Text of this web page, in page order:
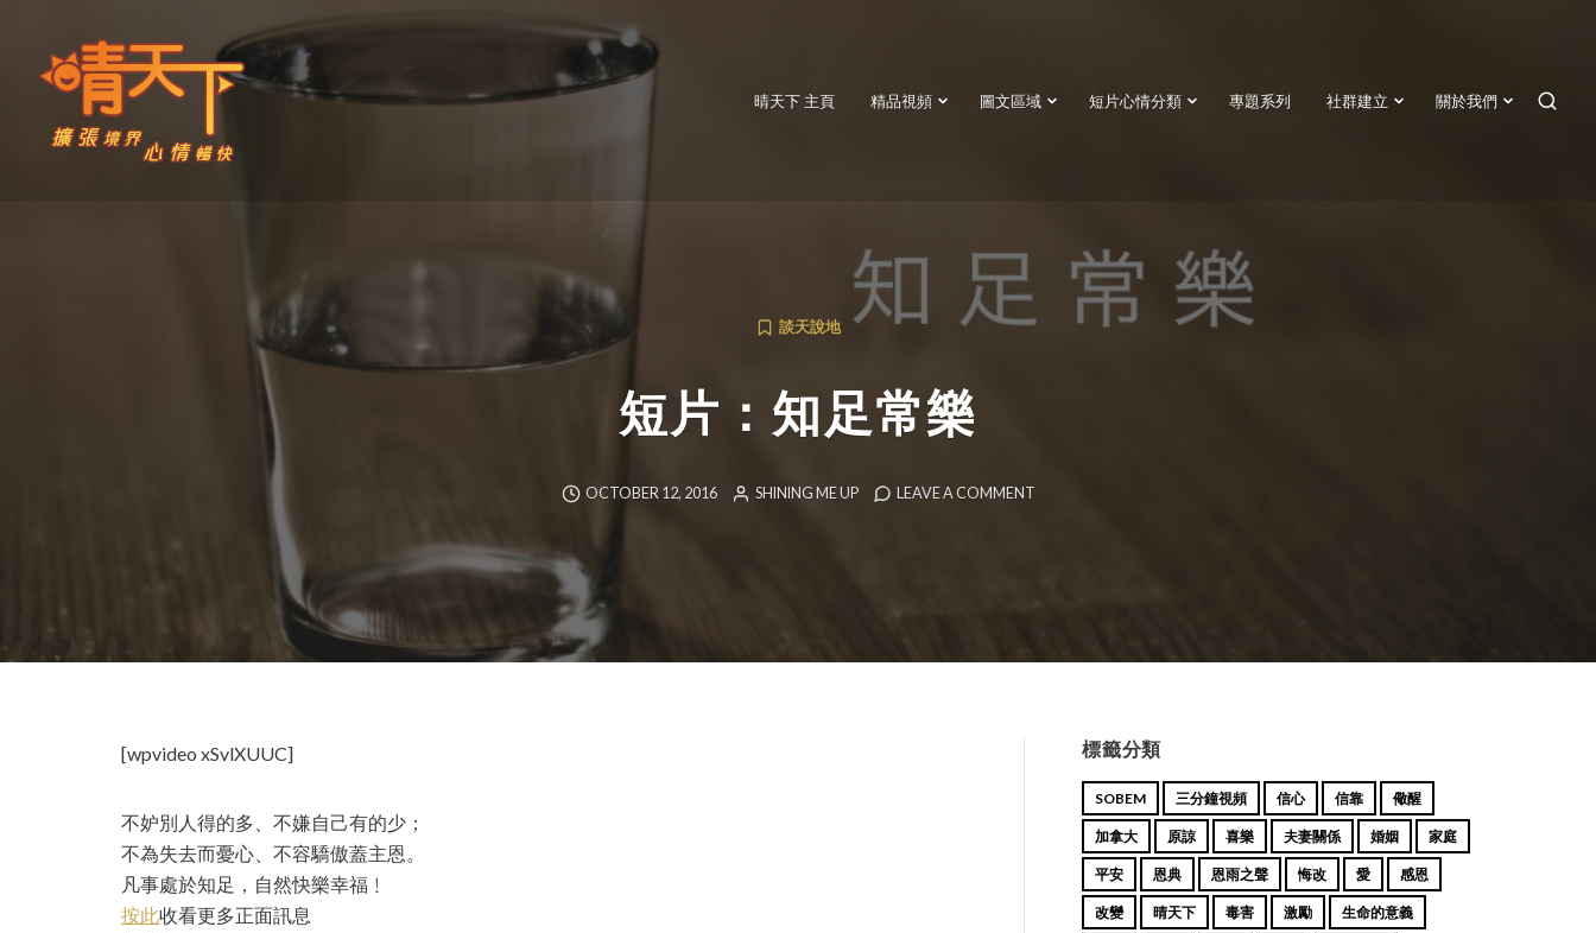
content
晴天下 主頁 精品視頻 圖文區域 短片心情分類 專題系列 社群建立 關於我們
談天說地
短片：知足常樂
OCTOBER 12, 2016 SHINING ME UP LEAVE A COMMENT
[wpvideo xSvlXUUC]
不妒別人得的多、不嫌自己有的少；
不為失去而憂心、不容驕傲蓋主恩。
凡事處於知足，自然快樂幸福﹗
按此收看更多正面訊息
標籤分類
SOBEM 三分鐘視頻 信心 信靠 儆醒
加拿大 原諒 喜樂 夫妻關係 婚姻 家庭
平安 恩典 恩雨之聲 悔改 愛 感恩
改變 晴天下 毒害 激勵 生命的意義